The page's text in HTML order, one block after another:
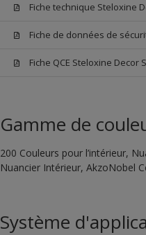
Fiche technique Steloxine
Fiche de données de
Fiche QCE Steloxine Decor
Gamme de
200 Couleurs pour l’intérieur,
Nuancier Intérieur, AkzoNobel
Système